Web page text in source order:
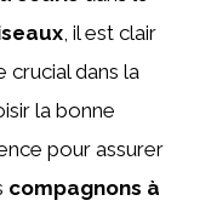
, il est clair
crucial dans la
la bonne
pour assurer
compagnons à